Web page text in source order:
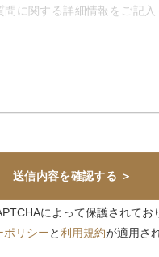
によって保護されてお
ポリシーと利用規約が適用さ